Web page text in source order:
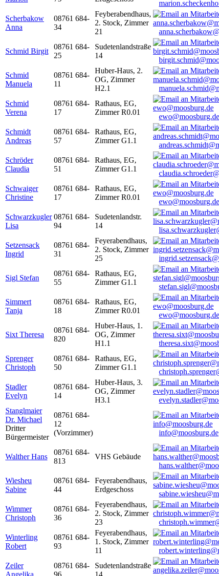
Scherbakow
Anna
08761 684-
34
Feyberabendhaus,
2. Stock, Zimmer
21
Schmid Birgit
08761 684-
25
Sudetenlandstraße
14
Schmid
Manuela
08761 684-
11
Huber-Haus, 2.
OG, Zimmer
H2.1
Schmid
Verena
08761 684-
17
Rathaus, EG,
Zimmer R0.01
ewo@moosburg.de
Schmidt
Andreas
08761 684-
57
Rathaus, EG,
Zimmer G1.1
Schröder
Claudia
08761 684-
51
Rathaus, EG,
Zimmer G1.1
Schwaiger
Christine
08761 684-
17
Rathaus, EG,
Zimmer R0.01
ewo@moosburg.de
Schwarzkugler
Lisa
08761 684-
94
Sudetenlandstr.
14
Setzensack
Ingrid
08761 684-
31
Feyerabendhaus,
2. Stock, Zimmer
25
Sigl Stefan
08761 684-
55
Rathaus, EG,
Zimmer G1.1
Simmert
Tanja
08761 684-
18
Rathaus, EG,
Zimmer R0.01
ewo@moosburg.de
Sixt Theresa
08761 684-
820
Huber-Haus, 1.
OG, Zimmer
H1.1
Sprenger
Christoph
08761 684-
50
Rathaus, EG,
Zimmer G1.1
Stadler
Evelyn
08761 684-
14
Huber-Haus, 3.
OG, Zimmer
H3.1
Stanglmaier
Dr. Michael
Dritter
Bürgermeister
08761 684-
12
(Vorzimmer)
info@moosburg.de
Walther Hans
08761 684-
813
VHS Gebäude
Wiesheu
Sabine
08761 684-
44
Feyerabendhaus,
Erdgeschoss
Wimmer
Christoph
08761 684-
36
Feyerabendhaus,
2. Stock, Zimmer
23
Winterling
Robert
08761 684-
93
Feyerabendhaus,
1. Stock, Zimmer
11
Zeiler
Angelika
08761 684-
96
Sudetenlandstraße
14